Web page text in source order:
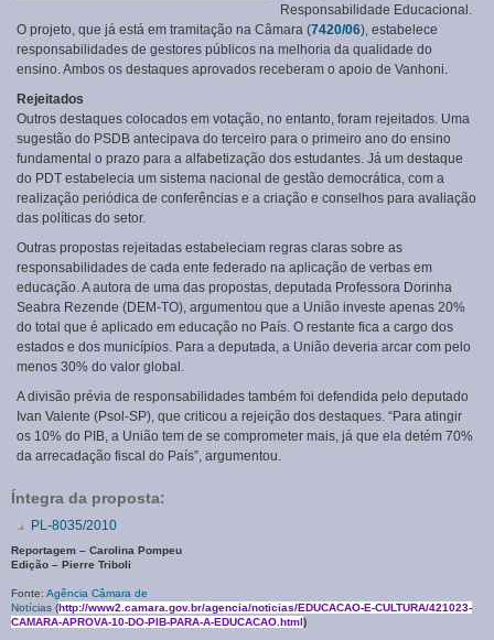
Responsabilidade Educacional.
O projeto, que já está em tramitação na Câmara (7420/06), estabelece
responsabilidades de gestores públicos na melhoria da qualidade do
ensino. Ambos os destaques aprovados receberam o apoio de Vanhoni.
Rejeitados
Outros destaques colocados em votação, no entanto, foram rejeitados. Uma
sugestão do PSDB antecipava do terceiro para o primeiro ano do ensino
fundamental o prazo para a alfabetização dos estudantes. Já um destaque
do PDT estabelecia um sistema nacional de gestão democrática, com a
realização periódica de conferências e a criação e conselhos para avaliação
das políticas do setor.
Outras propostas rejeitadas estabeleciam regras claras sobre as
responsabilidades de cada ente federado na aplicação de verbas em
educação. A autora de uma das propostas, deputada Professora Dorinha
Seabra Rezende (DEM-TO), argumentou que a União investe apenas 20%
do total que é aplicado em educação no País. O restante fica a cargo dos
estados e dos municípios. Para a deputada, a União deveria arcar com pelo
menos 30% do valor global.
A divisão prévia de responsabilidades também foi defendida pelo deputado
Ivan Valente (Psol-SP), que criticou a rejeição dos destaques. “Para atingir
os 10% do PIB, a União tem de se comprometer mais, já que ela detém 70%
da arrecadação fiscal do País”, argumentou.
Íntegra da proposta:
PL-8035/2010
Reportagem – Carolina Pompeu
Edição – Pierre Triboli
Fonte: Agência Câmara de
Notícias (http://www2.camara.gov.br/agencia/noticias/EDUCACAO-E-CULTURA/421023-
CAMARA-APROVA-10-DO-PIB-PARA-A-EDUCACAO.html)